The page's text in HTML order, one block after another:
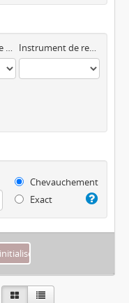
Objet numérique disponible Instrument de recherche
Chevauchement
Exact